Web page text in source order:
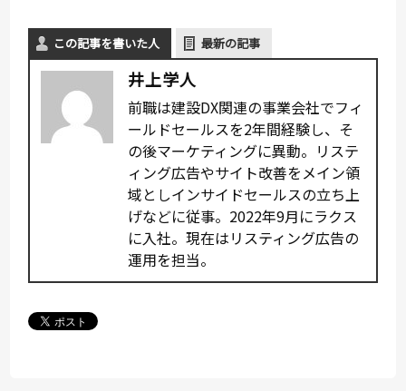
この記事を書いた人 最新の記事
井上学人
前職は建設DX関連の事業会社でフィ
ールドセールスを2年間経験し、そ
の後マーケティングに異動。リステ
ィング広告やサイト改善をメイン領
域としインサイドセールスの立ち上
げなどに従事。2022年9月にラクス
に入社。現在はリスティング広告の
運用を担当。